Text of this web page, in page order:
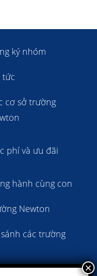
ký nhóm
tức
cơ sở trường
phí và ưu đãi
hành cùng con
Newton
sánh các trường